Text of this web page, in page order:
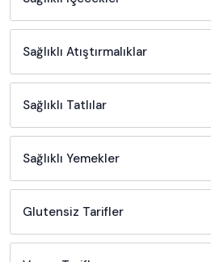
Sağlıklı Atıştırmalıklar
Sağlıklı Tatlılar
Sağlıklı Yemekler
Glutensiz Tarifler